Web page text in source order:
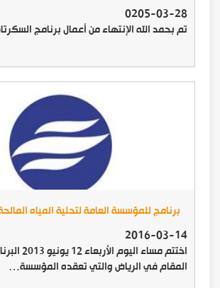
0205-03-28
تم بحمد الله الإنتهاء من أعمال برنامج
برنامج للمؤسسة العامة لتحلية المياه
2016-03-14
اختتم مساء
المقام في الرياض والتي تعقده المؤسسة…